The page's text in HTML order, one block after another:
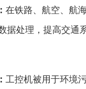
在铁路、航空、航
据处理，提高交通
工控机被用于环境